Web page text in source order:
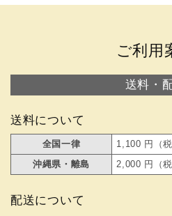
ご利用
送料・
送料について
全国一律
1,100 円（
沖縄県・離島
2,000 円（税
配送について